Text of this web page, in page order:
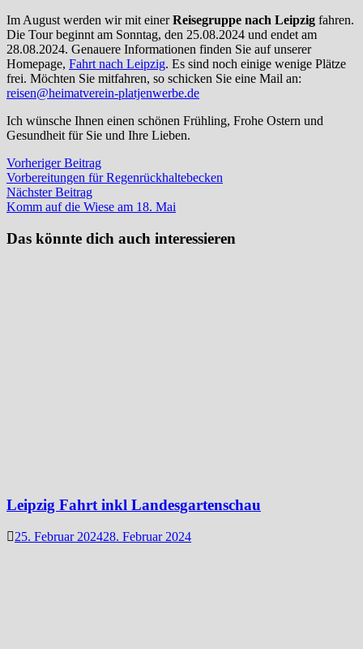
Im August werden wir mit einerReisegruppe nach Leipzig fahren.
Die Tour beginnt am Sonntag, den 25.08.2024 und endet am
28.08.2024. Genauere Informationen finden Sie auf unserer
Homepage, Fahrt nach Leipzig. Es sind noch einige wenige Plätze
frei. Möchten Sie mitfahren, so schicken Sie eine Mail an:
reisen@heimatverein-platjenwerbe.de
Ich wünsche Ihnen einen schönen Frühling, Frohe Ostern und
Gesundheit für Sie und Ihre Lieben.
Beitragsnavigation
Vorheriger BeitragVorheriger
Beitrag:
Vorbereitungen für Regenrückhaltebecken
Nächster BeitragNächster
Beitrag:
Komm auf die Wiese am 18. Mai
Das könnte dich auch interessieren
Leipzig Fahrt inkl Landesgartenschau
25. Februar 202428. Februar 2024